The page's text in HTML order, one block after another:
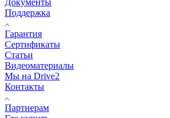
Поддержка
Гарантия
Сертификаты
Статьи
Видеоматериалы
Мы на Drive2
Контакты
Партнерам